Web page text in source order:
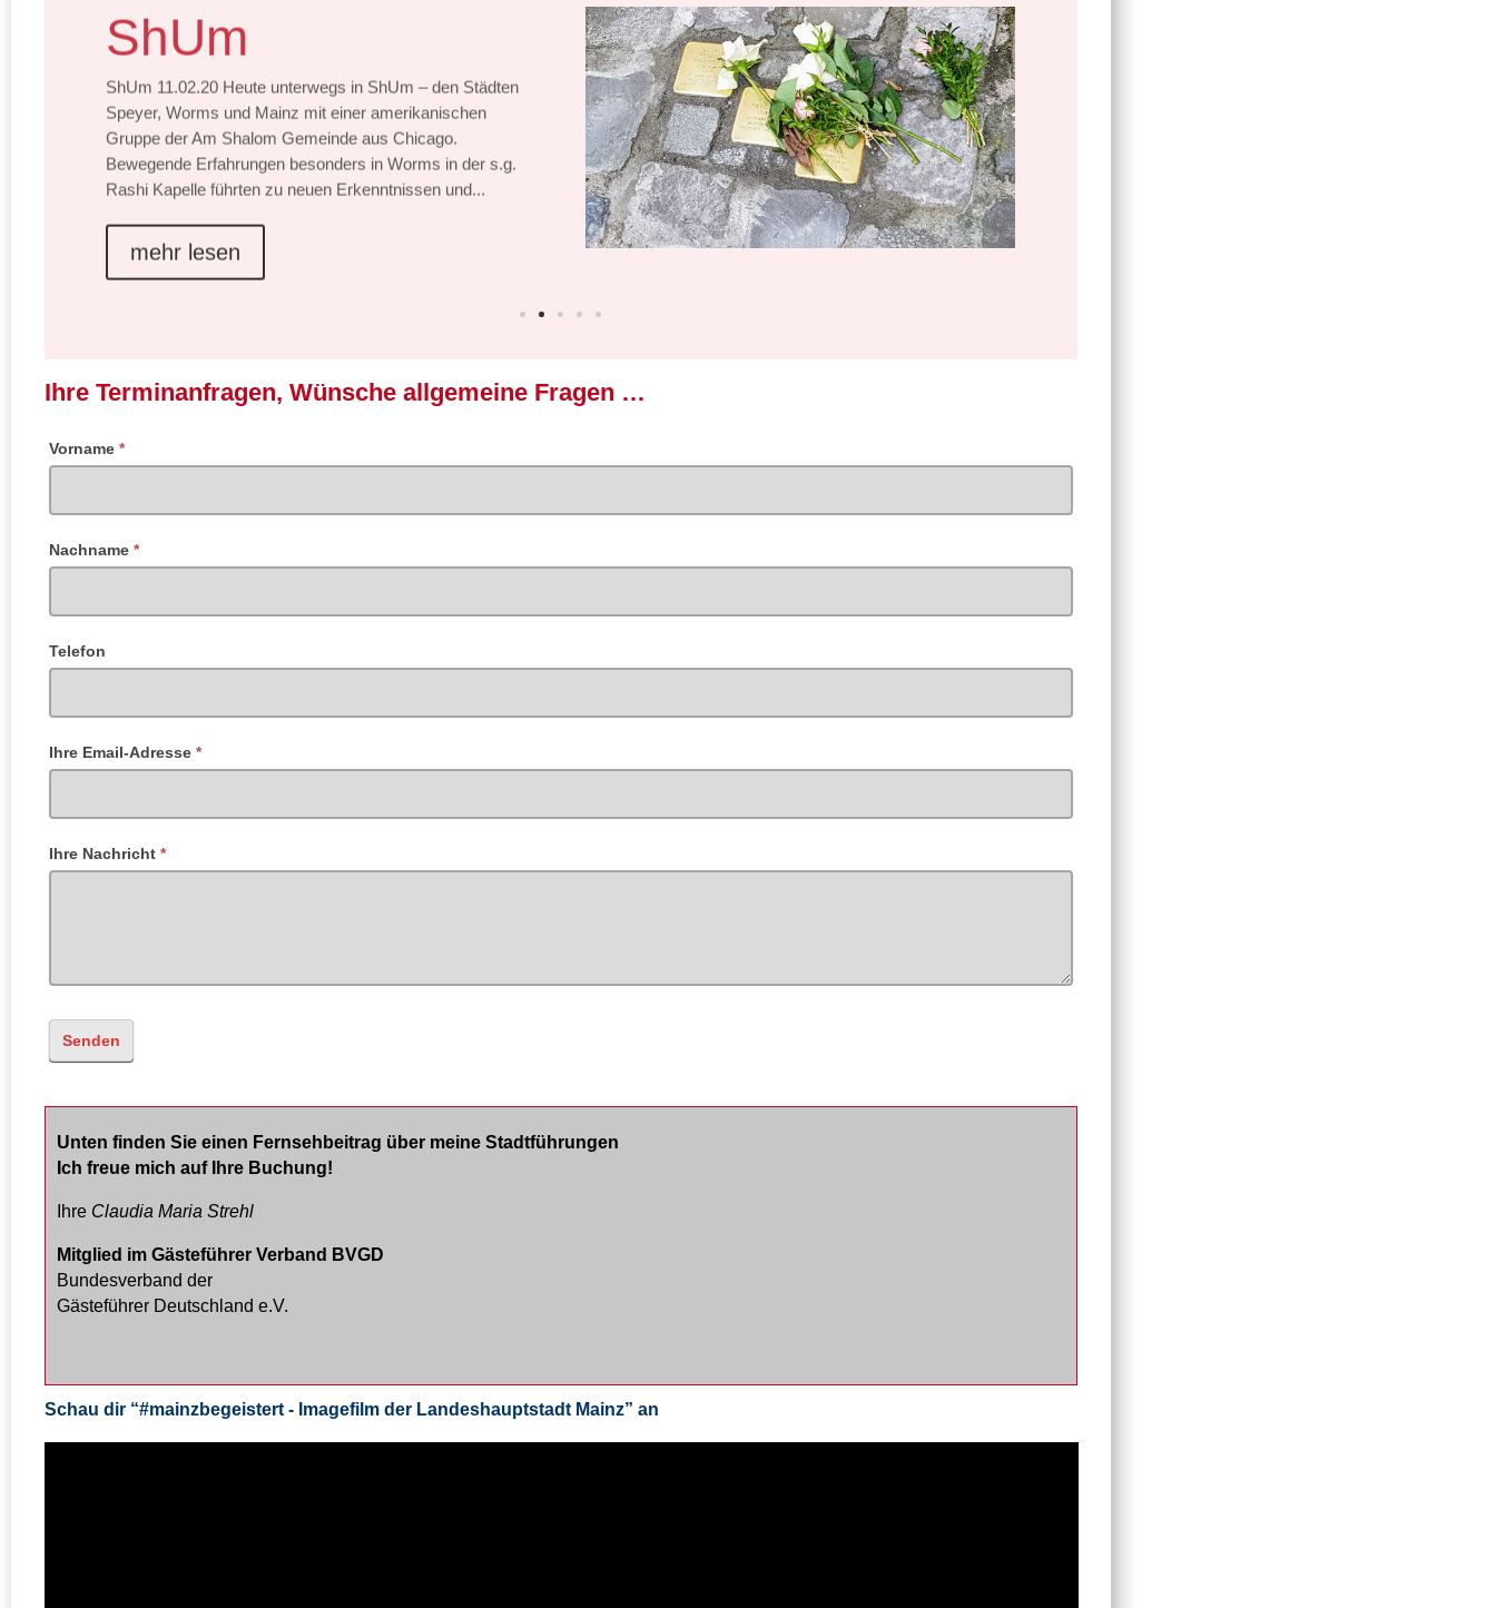
ShUm
ShUm 11.02.20 Heute unterwegs in ShUm – den Städten
Speyer, Worms und Mainz mit einer amerikanischen
Gruppe der Am Shalom Gemeinde aus Chicago.
Bewegende Erfahrungen besonders in Worms in der s.g.
Rashi Kapelle führten zu neuen Erkenntnissen und...
mehr lesen
Ihre Terminanfragen, Wünsche allgemeine Fragen …
Vorname*
Nachname*
Telefon
Ihre Email-Adresse*
Ihre Nachricht*
Senden
Unten finden Sie einen Fernsehbeitrag über meine Stadtführungen
Ich freue mich auf Ihre Buchung!
Ihre Claudia Maria Strehl
Mitglied im Gästeführer Verband BVGD
Bundesverband der
Gästeführer Deutschland e.V.
Schau dir “#mainzbegeistert - Imagefilm der Landeshauptstadt Mainz” an